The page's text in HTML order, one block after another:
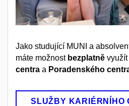
Jako studující MUNI a
máte možnost bezplatně využít
centra a Poradenského
SLUŽBY KARIÉRNÍHO